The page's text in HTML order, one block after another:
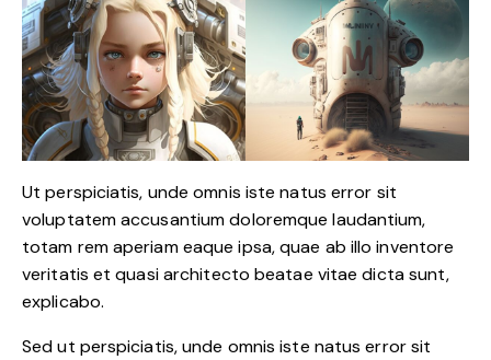
Ut perspiciatis, unde omnis iste natus error sit
voluptatem accusantium doloremque laudantium,
totam rem aperiam eaque ipsa, quae ab illo inventore
veritatis et quasi architecto beatae vitae dicta sunt,
explicabo.
Sed ut perspiciatis, unde omnis iste natus error sit